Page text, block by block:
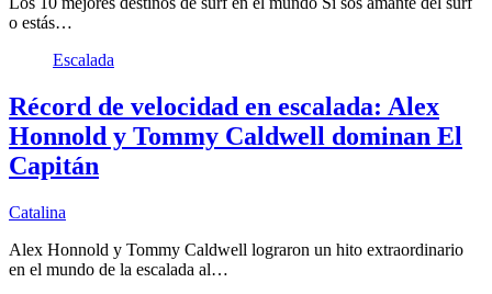
o estás…
Escalada
Récord de velocidad en escalada: Alex
Honnold y Tommy Caldwell dominan El
Capitán
Catalina
Alex Honnold y Tommy Caldwell lograron un hito extraordinario
en el mundo de la escalada al…